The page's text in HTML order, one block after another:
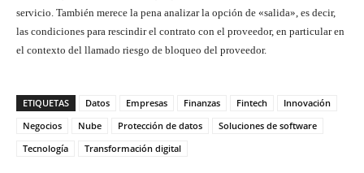
servicio. También merece la pena analizar la opción de «salida», es decir,
las condiciones para rescindir el contrato con el proveedor, en particular en
el contexto del llamado riesgo de bloqueo del proveedor.
ETIQUETAS Datos Empresas Finanzas Fintech
Innovación
Negocios
Nube Protección de datos
Soluciones de software
Tecnología
Transformación digital